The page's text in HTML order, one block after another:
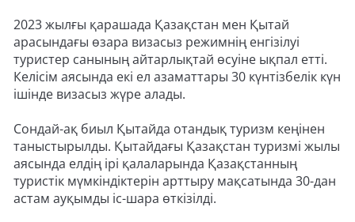
2023 жылғы қарашада Қазақстан мен Қытай
арасындағы өзара визасыз режимнің енгізілуі
туристер санының айтарлықтай өсуіне ықпал етті.
Келісім аясында екі ел азаматтары 30 күнтізбелік күн
ішінде визасыз жүре алады.
Сондай-ақ биыл Қытайда отандық туризм кеңінен
таныстырылды. Қытайдағы Қазақстан туризмі жылы
аясында елдің ірі қалаларында Қазақстанның
туристік мүмкіндіктерін арттыру мақсатында 30-дан
астам ауқымды іс-шара өткізілді.